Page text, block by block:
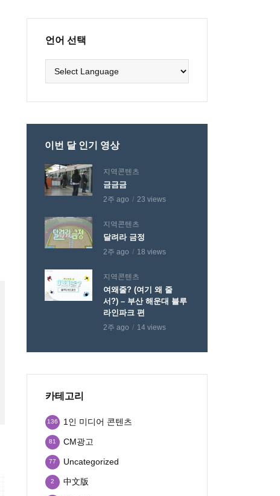
언어 선택
이번 달 인기 영상
지역콘텐츠
금금금
2주 ago 23 views
지역콘텐츠
달려라 금정
2주 ago 18 views
지역콘텐츠
여왜줄? (여기 왜 줄
서?) – 부산 해운대 블루
라인파크 편
2주 ago 14 views
카테고리
1인 미디어 콘텐츠
136
CM광고
81
Uncategorized
77
中文版
2